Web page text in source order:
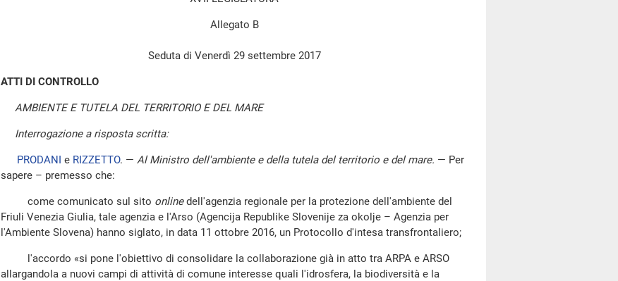
Allegato B
Seduta di Venerdì 29 settembre 2017
ATTI DI CONTROLLO
AMBIENTE E TUTELA DEL TERRITORIO E DEL MARE
Interrogazione a risposta scritta:
PRODANI e RIZZETTO. — Al Ministro dell'ambiente e della tutela del territorio e del mare. — Per
sapere – premesso che:
come comunicato sul sito onlinedell'agenzia regionale per la protezione dell'ambiente del
Friuli Venezia Giulia, tale agenzia e l'Arso (Agencija Republike Slovenije za okolje – Agenzia per
l'Ambiente Slovena) hanno siglato, in data 11 ottobre 2016, un Protocollo d'intesa transfrontaliero;
l'accordo «si pone l'obiettivo di consolidare la collaborazione già in atto tra ARPA e ARSO
allargandola a nuovi campi di attività di comune interesse quali l'idrosfera, la biodiversità e la